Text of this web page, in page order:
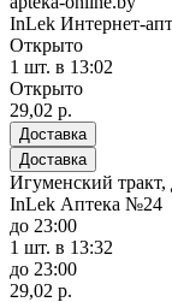
InLek Интернет-
Открыто
1 шт. в 13:02
Открыто
29,02 р.
Доставка
Доставка
Игуменский
InLek Аптека №24
до 23:00
1 шт. в 13:32
до 23:00
29,02 р.